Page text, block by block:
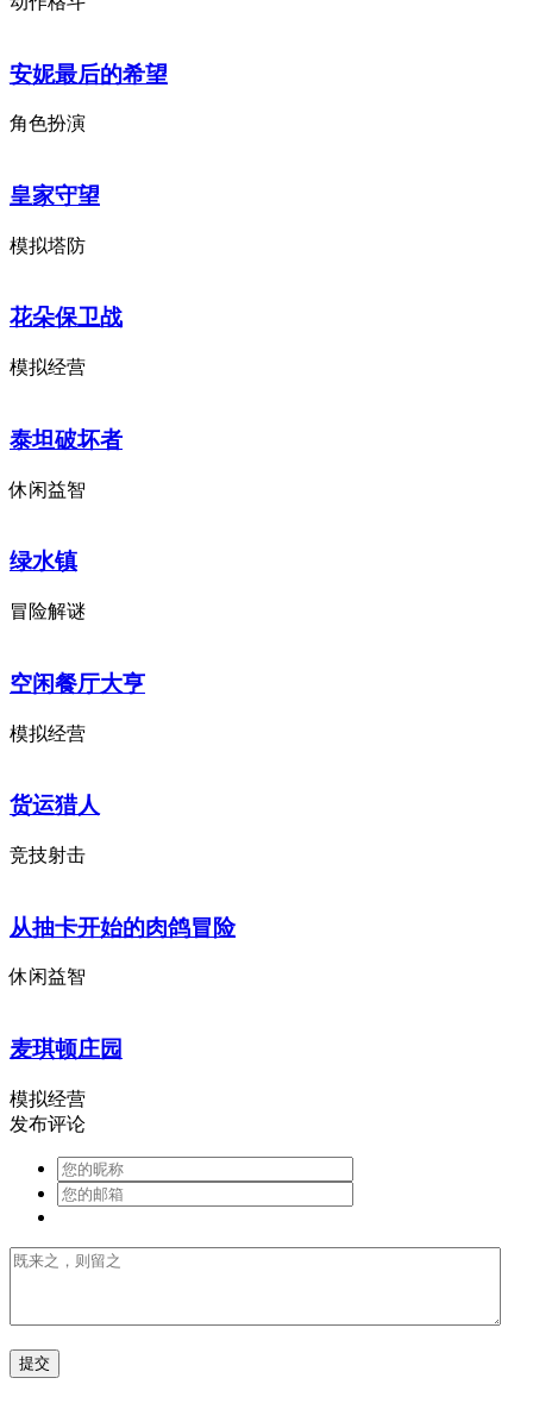
安妮最后的希望
角色扮演
皇家守望
模拟塔防
花朵保卫战
模拟经营
泰坦破坏者
休闲益智
绿水镇
冒险解谜
空闲餐厅大亨
模拟经营
货运猎人
竞技射击
从抽卡开始的肉鸽冒险
休闲益智
麦琪顿庄园
模拟经营
发布评论